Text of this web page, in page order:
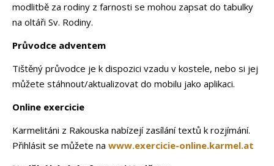
modlitbě za rodiny z farnosti se mohou zapsat do tabulky
na oltáři Sv. Rodiny.
Průvodce adventem
Tištěný průvodce je k dispozici vzadu v kostele, nebo si jej
můžete stáhnout/aktualizovat do mobilu jako aplikaci.
Online exercicie
Karmelitáni z Rakouska nabízejí zasílání textů k rozjímání.
Přihlásit se můžete na www.exercicie-online.karmel.at